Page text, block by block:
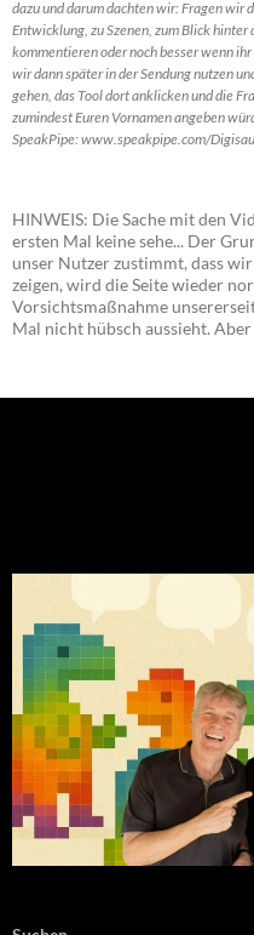
dazu und darum dachten wir: Fragen wir
Entwicklung, zu Szenen, zum Blick
kommentieren oder noch besser wenn
wir dann später in der Sendung nutzen
gehen, das Tool dort anklicken und die
zumindest Euren Vornamen angeben
SpeakPipe: www.speakpipe.com/
HINWEIS: Die Sache mit den
ersten Mal keine sehe... Der
unser Nutzer zustimmt, dass
zeigen, wird die Seite wieder
Vorsichtsmaßnahme
Mal nicht hübsch aussieht.